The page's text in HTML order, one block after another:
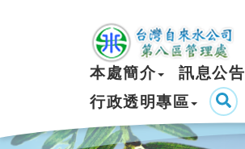
本處簡介 訊息公告
行政透明專區